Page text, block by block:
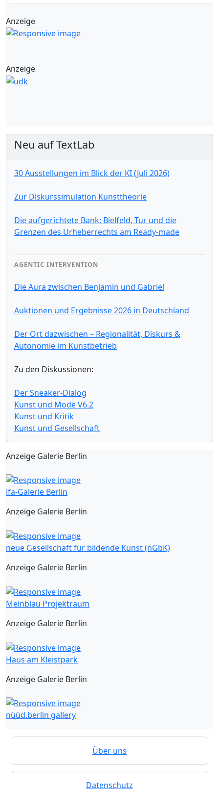
Anzeige
Anzeige
Neu auf TextLab
30 Ausstellungen im Blick der KI (Juli 2026)
Zur Diskurssimulation Kunsttheorie
Die aufgerichtete Bank: Bielfeld, Tur und die
Grenzen des Urheberrechts am Ready-made
AGENTIC INTERVENTION
Die Aura zwischen Benjamin und Gabriel
Auktionen und Ergebnisse 2026 in Deutschland
Der Ort dazwischen – Regionalität, Diskurs &
Autonomie im Kunstbetrieb
Zu den Diskussionen:
Der Sneaker-Dialog
Kunst und Mode V6.2
Kunst und Kritik
Kunst und Gesellschaft
Anzeige Galerie Berlin
ifa-Galerie Berlin
Anzeige Galerie Berlin
neue Gesellschaft für bildende Kunst (nGbK)
Anzeige Galerie Berlin
Meinblau Projektraum
Anzeige Galerie Berlin
Haus am Kleistpark
Anzeige Galerie Berlin
nüüd.berlin gallery
Über uns
Datenschutz